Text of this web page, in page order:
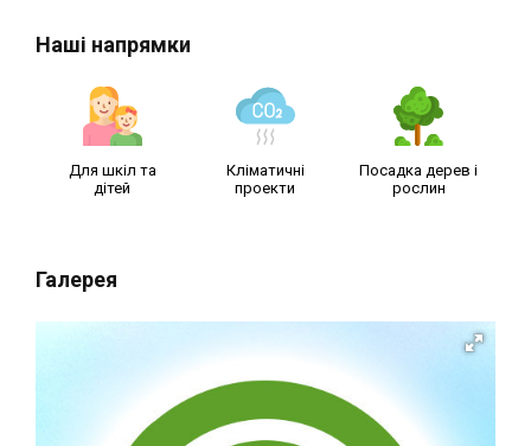
Наші напрямки
Для шкіл та
дітей
Кліматичні
проекти
Посадка дерев і
рослин
Галерея